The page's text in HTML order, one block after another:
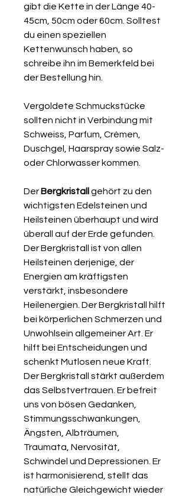
gibt die Kette in der Länge 40-
45cm, 50cm oder 60cm. Solltest
du einen speziellen
Kettenwunsch haben, so
schreibe ihn im Bemerkfeld bei
der Bestellung hin.
Vergoldete Schmuckstücke
sollten nicht in Verbindung mit
Schweiss, Parfum, Crémen,
Duschgel, Haarspray sowie Salz-
oder Chlorwasser kommen.
Der Bergkristall gehört zu den
wichtigsten Edelsteinen und
Heilsteinen überhaupt und wird
überall auf der Erde gefunden.
Der Bergkristall ist von allen
Heilsteinen derjenige, der
Energien am kräftigsten
verstärkt, insbesondere
Heilenergien. Der Bergkristall hilft
bei körperlichen Schmerzen und
Unwohlsein allgemeiner Art. Er
hilft bei Entscheidungen und
schenkt Mutlosen neue Kraft.
Der Bergkristall stärkt außerdem
das Selbstvertrauen. Er befreit
uns von bösen Gedanken,
Stimmungsschwankungen,
Ängsten, Albträumen,
Traumata, Nervosität,
Schwindel und Depressionen. Er
ist harmonisierend, stellt das
natürliche Gleichgewicht wieder